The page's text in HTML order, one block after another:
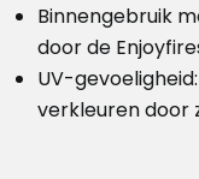
Binnengebruik
door de
UV-
verkleuren door